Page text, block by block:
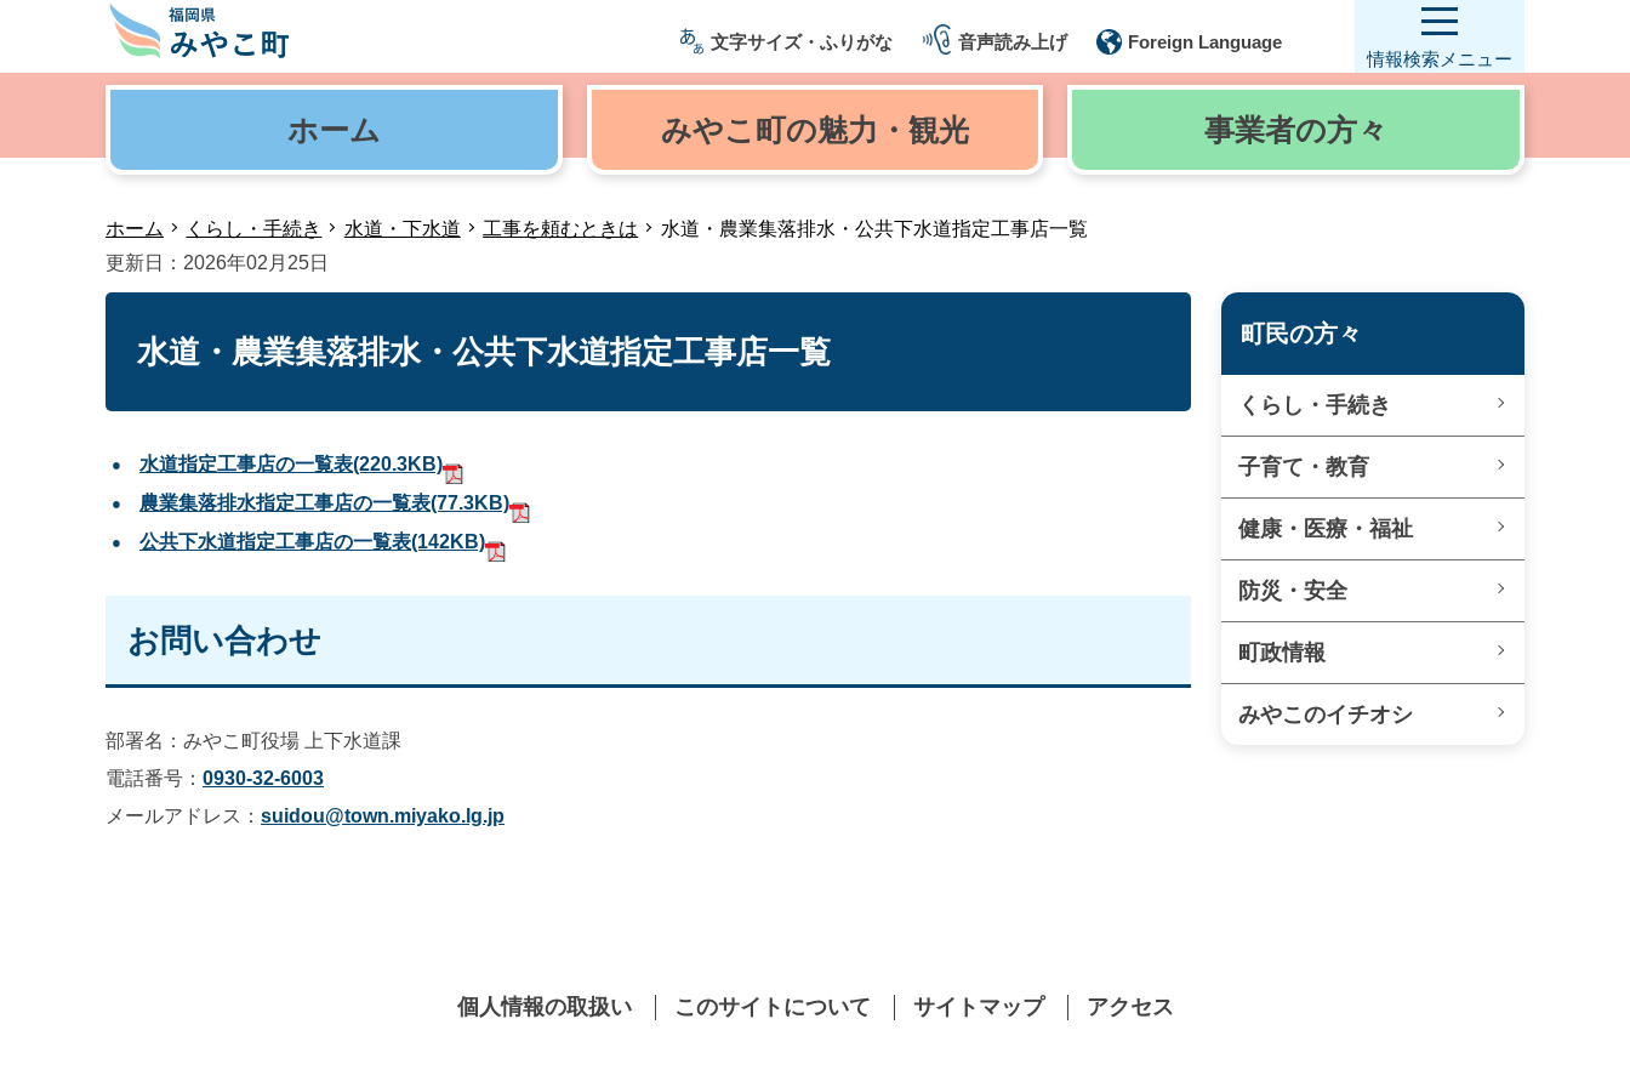
文字サイズ・ふりがな 音声読み上げ
Foreign Language
情報検索 メニュー
ホーム みやこ町の魅力・観光 事業者の方々
ホーム くらし・手続き 水道・下水道 工事を頼むときは
水道・農業集落排水・公共下水道指定工事店一覧
更新日：2026年02月25日
水道・農業集落排水・公共下水道指定工事店一覧
水道指定工事店の一覧表(220.3KB)
農業集落排水指定工事店の一覧表(77.3KB)
公共下水道指定工事店の一覧表(142KB)
お問い合わせ
部署名：みやこ町役場 上下水道課
電話番号： 0930-32-6003
メールアドレス： suidou@town.miyako.lg.jp
町民の方々
くらし・手続き
子育て・教育
健康・医療・福祉
防災・安全
町政情報
みやこのイチオシ
個人情報の取扱い このサイトについて サイトマップ アクセス